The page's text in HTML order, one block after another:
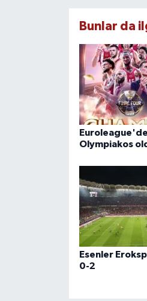
Bunlar da
Olympiakos
Esenler
0-2